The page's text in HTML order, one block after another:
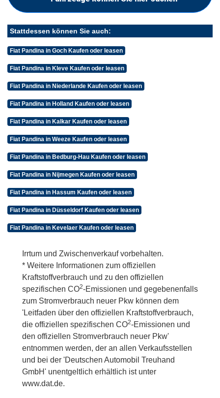
Stattdessen können Sie auch:
Fiat Pandina in Goch Kaufen oder leasen
Fiat Pandina in Kleve Kaufen oder leasen
Fiat Pandina in Niederlande Kaufen oder leasen
Fiat Pandina in Holland Kaufen oder leasen
Fiat Pandina in Kalkar Kaufen oder leasen
Fiat Pandina in Weeze Kaufen oder leasen
Fiat Pandina in Bedburg-Hau Kaufen oder leasen
Fiat Pandina in Nijmegen Kaufen oder leasen
Fiat Pandina in Hassum Kaufen oder leasen
Fiat Pandina in Düsseldorf Kaufen oder leasen
Fiat Pandina in Kevelaer Kaufen oder leasen
Irrtum und Zwischenverkauf vorbehalten.
* Weitere Informationen zum offiziellen
Kraftstoffverbrauch und zu den offiziellen
spezifischen CO2-Emissionen und gegebenenfalls
zum Stromverbrauch neuer Pkw können dem
'Leitfaden über den offiziellen Kraftstoffverbrauch,
die offiziellen spezifischen CO2-Emissionen und
den offiziellen Stromverbrauch neuer Pkw'
entnommen werden, der an allen Verkaufsstellen
und bei der 'Deutschen Automobil Treuhand
GmbH' unentgeltlich erhältlich ist unter
www.dat.de.